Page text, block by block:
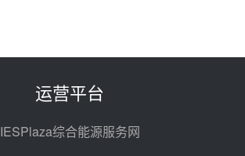
规模化助力构建绿色低碳电力供给
架协议项目中标候选人公示
运营平台
IESPlaza综合能源服务网